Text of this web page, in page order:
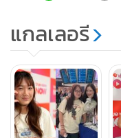
แกลเลอรี